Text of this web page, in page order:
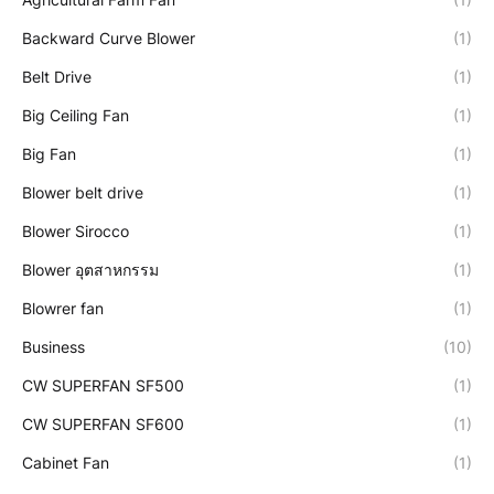
Backward Curve Blower (1)
Belt Drive (1)
Big Ceiling Fan (1)
Big Fan (1)
Blower belt drive (1)
Blower Sirocco (1)
Blower อุตสาหกรรม (1)
Blowrer fan (1)
Business (10)
CW SUPERFAN SF500 (1)
CW SUPERFAN SF600 (1)
Cabinet Fan (1)